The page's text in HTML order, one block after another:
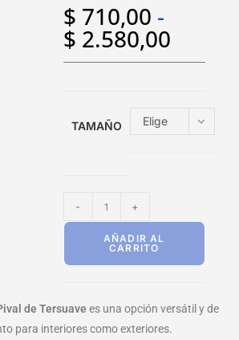
$ 710,00 -
$ 2.580,00
TAMAÑO
Elige
- +
AÑADIR AL
CARRITO
de Tersuave es una opción versátil y de
para interiores como exteriores.